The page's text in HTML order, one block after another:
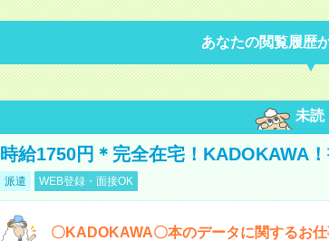
あなたの閲覧履歴
未読
時給1750円＊完全在宅！KADOKAWA
派遣 WEB登録・面接OK
〇KADOKAWA〇本のデータに関するお仕